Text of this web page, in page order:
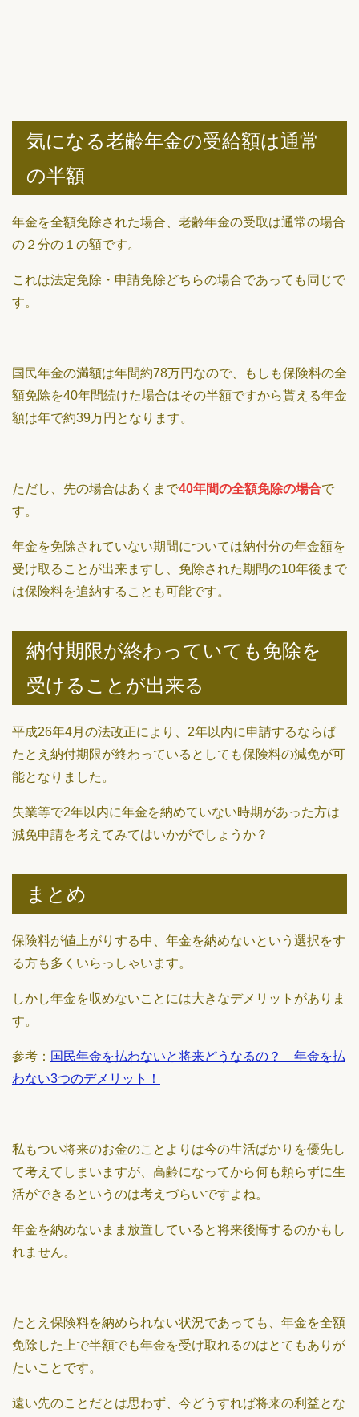
気になる老齢年金の受給額は通常
の半額
年金を全額免除された場合、老齢年金の受取は通常の場合
の２分の１の額です。
これは法定免除・申請免除どちらの場合であっても同じで
す。
国民年金の満額は年間約78万円なので、もしも保険料の全
額免除を40年間続けた場合はその半額ですから貰える年金
額は年で約39万円となります。
ただし、先の場合はあくまで40年間の全額免除の場合で
す。
年金を免除されていない期間については納付分の年金額を
受け取ることが出来ますし、免除された期間の10年後まで
は保険料を追納することも可能です。
納付期限が終わっていても免除を
受けることが出来る
平成26年4月の法改正により、2年以内に申請するならば
たとえ納付期限が終わっているとしても保険料の減免が可
能となりました。
失業等で2年以内に年金を納めていない時期があった方は
減免申請を考えてみてはいかがでしょうか？
まとめ
保険料が値上がりする中、年金を納めないという選択をす
る方も多くいらっしゃいます。
しかし年金を収めないことには大きなデメリットがありま
す。
参考： 国民年金を払わないと将来どうなるの？ 年金を払
わない3つのデメリット！
私もつい将来のお金のことよりは今の生活ばかりを優先し
て考えてしまいますが、高齢になってから何も頼らずに生
活ができるというのは考えづらいですよね。
年金を納めないまま放置していると将来後悔するのかもし
れません。
たとえ保険料を納められない状況であっても、年金を全額
免除した上で半額でも年金を受け取れるのはとてもありが
たいことです。
遠い先のことだとは思わず、今どうすれば将来の利益とな